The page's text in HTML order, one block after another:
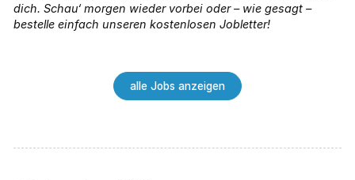
dich. Schau‘ morgen wieder vorbei oder – wie gesagt –
bestelle einfach unseren kostenlosen Jobletter!
alle Jobs anzeigen